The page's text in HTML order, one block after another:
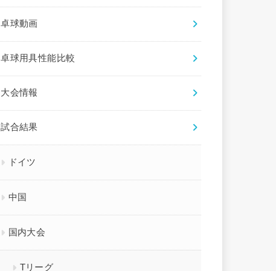
卓球動画
卓球用具性能比較
大会情報
試合結果
ドイツ
中国
国内大会
Tリーグ